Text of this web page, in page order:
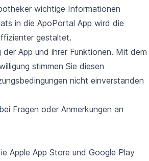
wichtige Informationen
in die ApoPortal App wird die
gestaltet.
App und ihrer Funktionen. Mit dem
stimmen Sie diesen
nicht einverstanden
Fragen oder Anmerkungen an
Apple App Store und Google Play